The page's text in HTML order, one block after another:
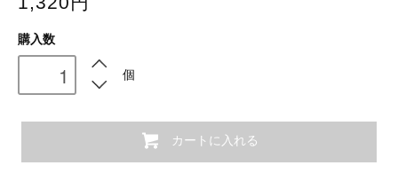
購入数
個
カートに入れる